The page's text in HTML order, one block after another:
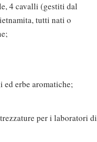
4 cavalli (gestiti dal
tutti nati o
erbe aromatiche;
per i laboratori di